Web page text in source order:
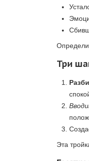
Три
Эта